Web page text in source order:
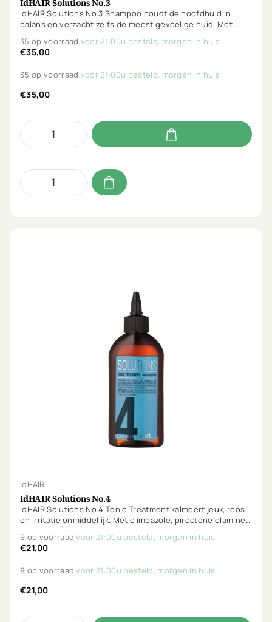
IdHAIR Solutions No.3
IdHAIR Solutions No.3 Shampoo houdt de hoofdhuid in
balans en verzacht zelfs de meest gevoelige huid. Met
en stimuleert het herstel. Ongeparfumeerd en mild voor
dagelijks gebruik.
35 op voorraad voor 21:00u besteld, morgen in huis
€35,00
35 op voorraad voor 21:00u besteld, morgen in huis
€35,00
IdHAIR
IdHAIR Solutions No.4
IdHAIR Solutions No.4 Tonic Treatment kalmeert jeuk, roos
en irritatie onmiddellijk. Met climbazole, piroctone olamine,
Ongeparfumeerd en ideaal voor gevoelige hoofdhuiden.
9 op voorraadvoor 21:00u besteld, morgen in huis
€21,00
9 op voorraadvoor 21:00u besteld, morgen in huis
€21,00